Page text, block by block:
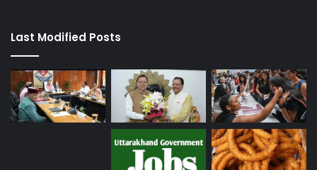
Last Modified Posts